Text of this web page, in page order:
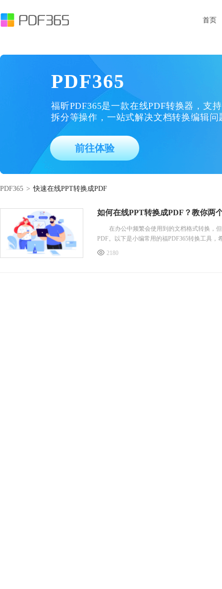
首页
PDF365
福昕PDF365是一款在线PDF转换器，支
拆分等操作，一站式解决文档转换编辑问
前往体验
PDF365 > 快速在线PPT转换成PDF
如何在线PPT转换成PDF？教你两
在办公中频繁会使用到的文档格式转换，但
PDF。以下是小编常用的福PDF365转换工具
2180